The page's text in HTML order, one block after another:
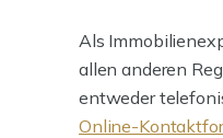
Als
allen anderen
entweder
Online-